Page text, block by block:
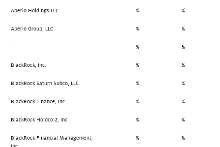
Aperio Holdings LLC % %
Aperio Group, LLC % %
- % %
BlackRock, Inc. % %
BlackRock Saturn Subco, LLC % %
BlackRock Finance, Inc. % %
BlackRock Holdco 2, Inc. % %
BlackRock Financial Management,
% %